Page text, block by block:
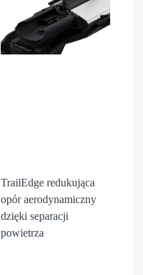
TrailEdge redukująca
opór aerodynamiczny
dzięki separacji
powietrza